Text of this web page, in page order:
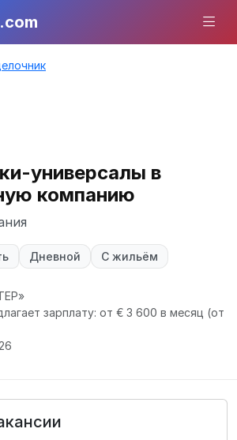
универсалы в
компанию
Дневной С жильём
зарплату: от € 3 600 в месяц (от